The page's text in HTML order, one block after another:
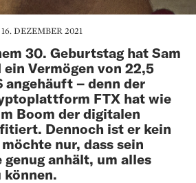
16. DEZEMBER 2021
30. Geburtstag hat Sam
Vermögen von 22,5
angehäuft – denn der
FTX hat wie
Boom der digitalen
Dennoch ist er kein
nur, dass sein
genug anhält, um alles
können.